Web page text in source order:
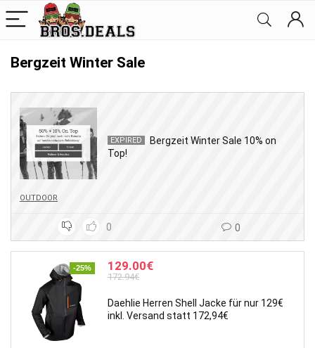
Bergzeit Winter Sale
EXPIRED
Bergzeit Winter Sale 10% on
Top!
OUTDOOR
0 0
-25% 129.00€
172.94€
Daehlie Herren Shell Jacke für nur 129€
inkl. Versand statt 172,94€